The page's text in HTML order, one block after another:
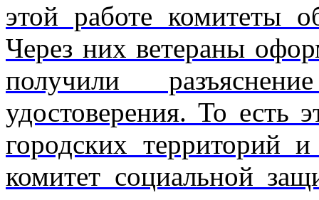
этой работе комитеты
Через них ветераны
получили
удостоверения. То есть
городских территорий
комитет социальной